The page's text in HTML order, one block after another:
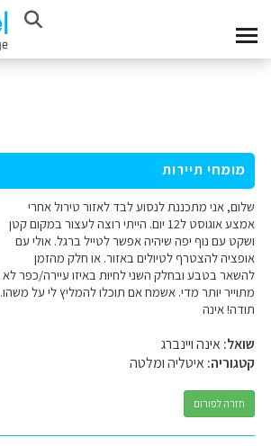
מומחי תיירות
שלום, אני מתכננת לנסוע לבד לאזור טירול אחרי
אמצע אוגוסט ל12 יום. הייתי רוצה לעצור במקום קטן
ושקט עם נוף יפה שיהיה אפשר לטייל ברגל. אולי עם
אופציה להצטרף לטיולים באזור. או חלק מהזמן
להשאר בטבע ובחלק השני לחיות באיזו עיירה/כפר לא
מתוייר יותר מדי. אשמח אם תוכלו להמליץ לי על משהו.
תודה! אינה
שואל:אינה ויינברג
קטגוריה:איטליה ומלטה
חזרה לפורום